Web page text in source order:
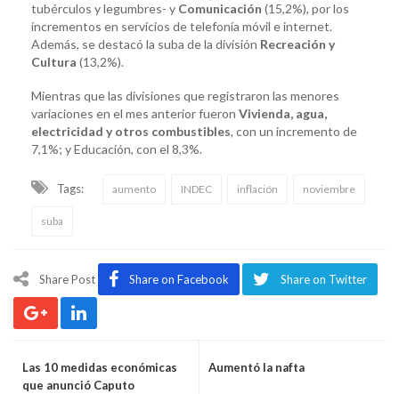
tubérculos y legumbres- y Comunicación (15,2%), por los
incrementos en servicios de telefonía móvil e internet.
Además, se destacó la suba de la división Recreación y
Cultura (13,2%).
Mientras que las divisiones que registraron las menores
variaciones en el mes anterior fueron Vivienda, agua,
electricidad y otros combustibles, con un incremento de
7,1%; y Educación, con el 8,3%.
Tags: aumento INDEC inflación noviembre
suba
Share Post Share on Facebook Share on Twitter
Las 10 medidas económicas
que anunció Caputo
Aumentó la nafta